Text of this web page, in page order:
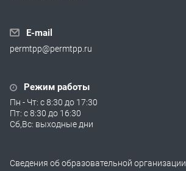
E-mail
permtpp@permtpp.ru
Режим работы
Пн - Чт: с 8:30 до 17:30
Пт: с 8:30 до 16:30
Сб,Вс: выходные дни
Сведения об образовательной организации